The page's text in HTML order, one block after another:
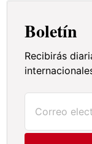
Boletín
Recibirás